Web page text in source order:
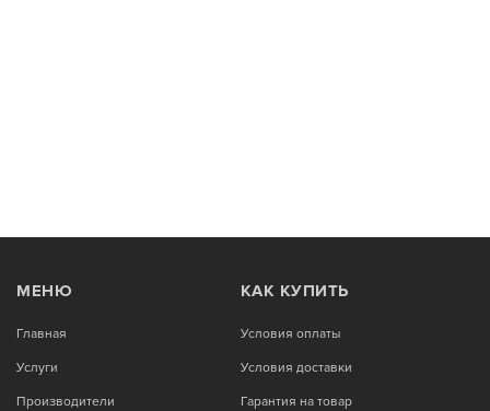
МЕНЮ
Главная
Услуги
Производители
КАК КУПИТЬ
Условия оплаты
Условия доставки
Гарантия на товар